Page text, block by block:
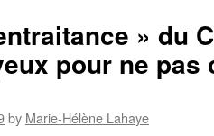
» du
pour ne pas
by Marie-Hélène Lahaye